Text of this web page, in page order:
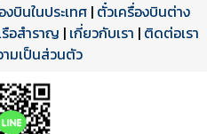
หลด PDF
เปิดหน้าเต็ม
ดหน้าเต็ม
งบินในประเทศ| ตั๋วเครื่องบินต่าง
รือสำราญ | เกี่ยวกับเรา | ติดต่อเรา
มเป็นส่วนตัว